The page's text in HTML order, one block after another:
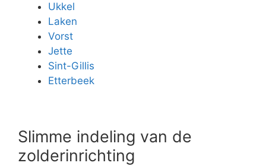
Ukkel
Laken
Vorst
Jette
Sint-Gillis
Etterbeek
Slimme indeling van de
zolderinrichting